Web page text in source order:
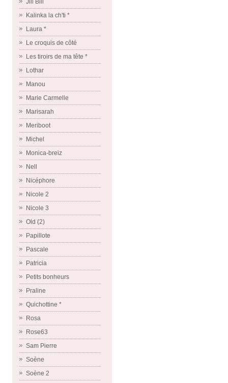
Jill Bill
Kalinka la ch'ti *
Laura *
Le croquis de côté
Les tiroirs de ma tête *
Lothar
Manou
Marie Carmelle
Marisarah
Meriboot
Michel
Monica-breiz
Nell
Nicéphore
Nicole 2
Nicole 3
Old (2)
Papillote
Pascale
Patricia
Petits bonheurs
Praline
Quichottine *
Rosa
Rose63
Sam Pierre
Soène
Soène 2